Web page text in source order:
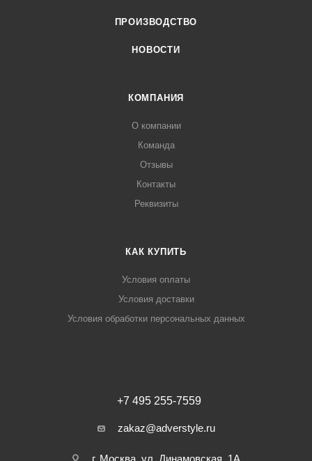
ПРОИЗВОДСТВО
НОВОСТИ
КОМПАНИЯ
О компании
Команда
Отзывы
Контакты
Реквизиты
КАК КУПИТЬ
Условия оплаты
Условия доставки
Условия обработки персональных данных
+7 495 255-7559
zakaz@adverstyle.ru
г. Москва, ул. Динамовская, 1А